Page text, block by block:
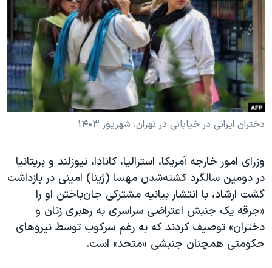
فرهنگ و زندگی
حقوق شهروندی
اقتصادی
علم و فناوری
اسرائیل در جنگ
گالری عکس
مستندها
انتخابات ریاست جمهوری آمریکا ۲۰۲۴
حمله جمهوری اسلامی به اسرائیل
رمز مهسا
ورزش زنان در ایران
اعتراضات زن، زندگی، آزادی
تریبونال مردمی آبان ۹۸
دادگاه حمید نوری
چهل سال گروگان‌گیری
قانون شفافیت دارائی کادر رهبری ایران
اعتراضات مردمی آبان ۹۸
دنبال کنید
زبانهای مختلف
دختران ایرانی در خیابانی در تهران. شهریور ۱۴۰۳
وزرای امور خارجه آمریکا، استرالیا، کانادا، نیوزلند و بریتانیا
در دومین سالگرد کشته‌شدن مهسا (ژینا) امینی در بازداشت
گشت ارشاد، با انتشار بیانیه مشترکی جان‌باختن او را
«جرقه یک جنبش اعتراضی سراسری به رهبری زنان و
دختران» توصیف کردند که به رغم سرکوب توسط نیروهای
حکومتی همچنان جنبشی «متحد» است.